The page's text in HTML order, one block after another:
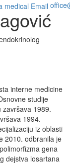
interne medicine
studije
završava 1989.
1994.
iz oblasti
2010. odbranila je
gena
dejstva losartana